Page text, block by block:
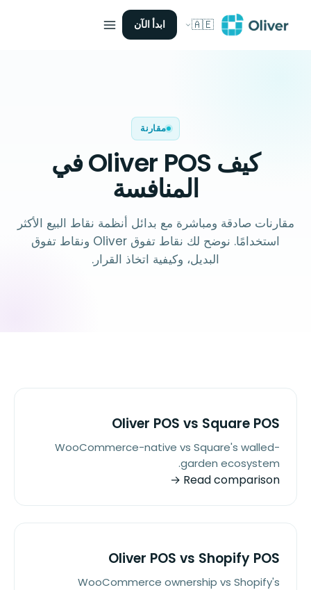
🇦🇪 ابدأ الآن
مقارنة
كيف Oliver POS في
المنافسة
مقارنات صادقة ومباشرة مع بدائل أنظمة نقاط البيع الأكثر
استخدامًا. نوضح لك نقاط تفوق Oliver ونقاط تفوق
البديل، وكيفية اتخاذ القرار.
Oliver POS vs Square POS
WooCommerce-native vs Square's walled-
garden ecosystem.
Read comparison →
Oliver POS vs Shopify POS
WooCommerce ownership vs Shopify's